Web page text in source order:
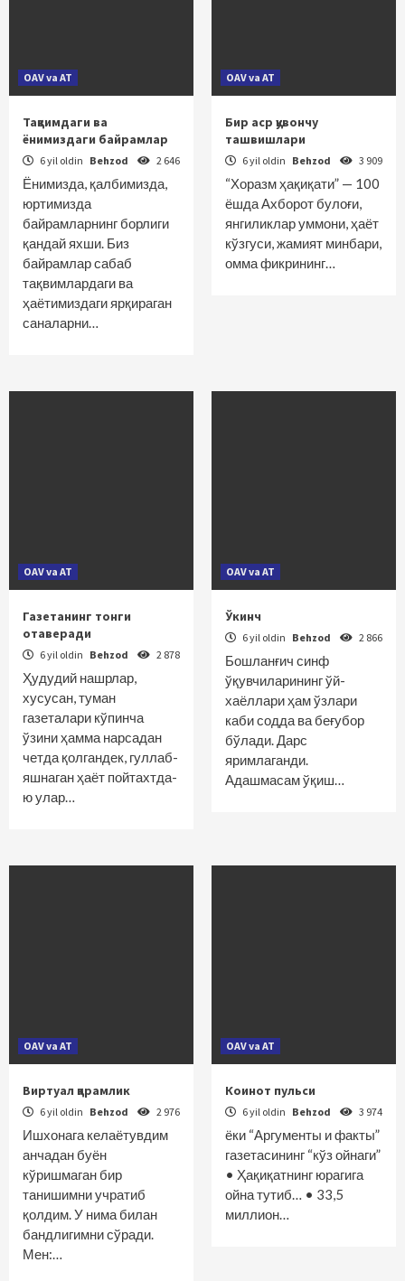
OAV va AT
Тақвимдаги ва
ёнимиздаги байрамлар
6 yil oldin Behzod 2 646
Ёнимизда, қалбимизда,
юртимизда
байрамларнинг борлиги
қандай яхши. Биз
байрамлар сабаб
тақвимлардаги ва
ҳаётимиздаги ярқираган
саналарни…
OAV va AT
Бир аср қувончу
ташвишлари
6 yil oldin Behzod 3 909
“Хоразм ҳақиқати” — 100
ёшда Ахборот булоғи,
янгиликлар уммони, ҳаёт
кўзгуси, жамият минбари,
омма фикрининг…
OAV va AT
Газетанинг тонги
отаверади
6 yil oldin Behzod 2 878
Ҳудудий нашрлар,
хусусан, туман
газеталари кўпинча
ўзини ҳамма нарсадан
четда қолгандек, гуллаб-
яшнаган ҳаёт пойтахтда-
ю улар…
OAV va AT
Ўкинч
6 yil oldin Behzod 2 866
Бошланғич синф
ўқувчиларининг ўй-
хаёллари ҳам ўзлари
каби содда ва беғубор
бўлади. Дарс
яримлаганди.
Адашмасам ўқиш…
OAV va AT
Виртуал қарамлик
6 yil oldin Behzod 2 976
Ишхонага келаётувдим
анчадан буён
кўришмаган бир
танишимни учратиб
қолдим. У нима билан
бандлигимни сўради.
Мен:…
OAV va AT
Коинот пульси
6 yil oldin Behzod 3 974
ёки “Аргументы и факты”
газетасининг “кўз ойнаги”
• Ҳақиқатнинг юрагига
ойна тутиб… • 33,5
миллион…